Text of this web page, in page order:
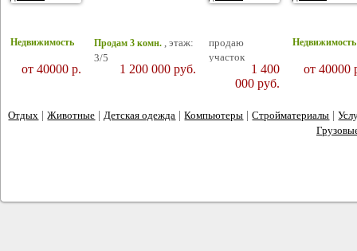
Недвижимость
от 40000 р.
Продам 3 комн. , этаж:
3/5
площадь: 60/17/10 м2,
1 200 000 руб.
продаю
участок
1 400
000 руб.
Недвижимость
от 40000
Отдых |Животные | Детская одежда |Компьютеры |Стройматериалы |